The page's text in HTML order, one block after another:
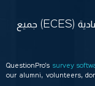
© 2026 - المركز المصري للدراسات الاقتصادية (ECES) جميع
QuestionPro’s survey
our alumni, volunteers,